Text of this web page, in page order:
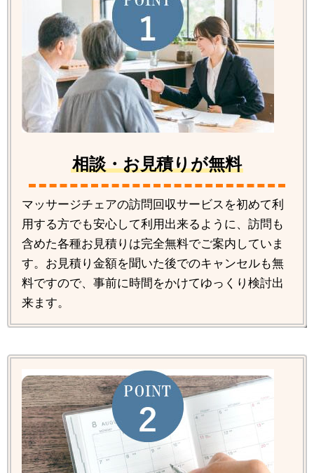
相談・お見積りが無料
マッサージチェアの訪問回収サービスを初めて利
用する方でも安心して利用出来るように、訪問も
含めた各種お見積りは完全無料でご案内していま
す。お見積り金額を聞いた後でのキャンセルも無
料ですので、事前に時間をかけてゆっくり検討出
来ます。